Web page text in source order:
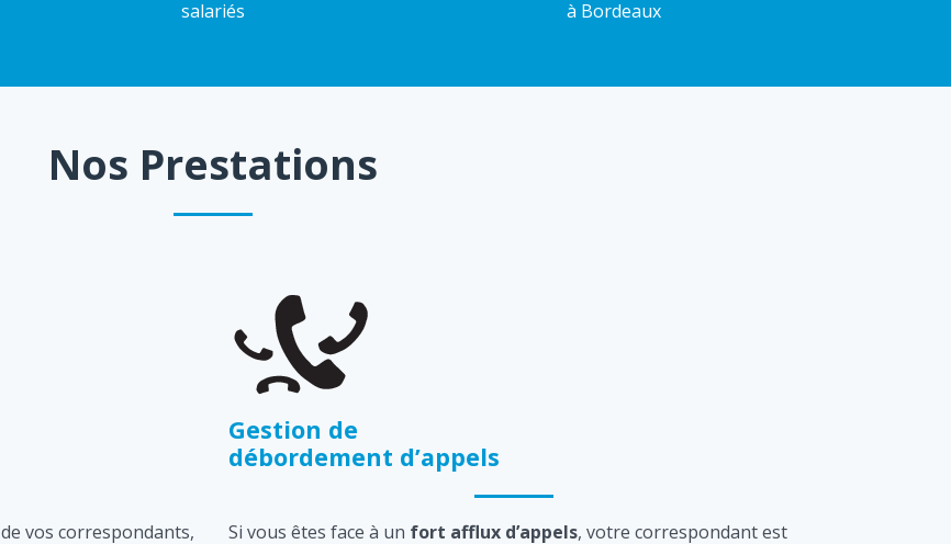
salariés à Bordeaux
Nos Prestations
de vos correspondants,
Gestion de
débordement d’appels
Si vous êtes face à un fort afflux d’appels, votre correspondant est